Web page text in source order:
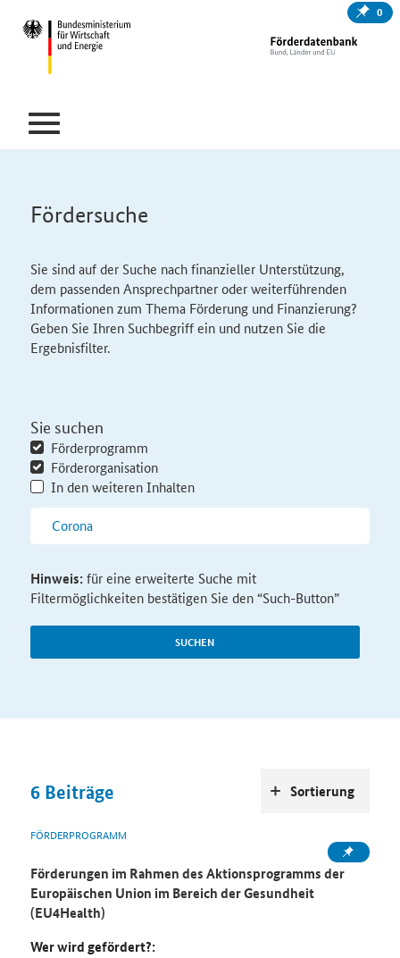
0
Fördersuche
Sie sind auf der Suche nach finanzieller Unterstützung,
dem passenden Ansprechpartner oder weiterführenden
Informationen zum Thema Förderung und Finanzierung?
Geben Sie Ihren Suchbegriff ein und nutzen Sie die
Ergebnisfilter.
Sie suchen
Förderprogramm
Förderorganisation
In den weiteren Inhalten
SUCHEN
Hinweis:für eine erweiterte Suche mit
Filtermöglichkeiten bestätigen Sie den “Such-Button”
6 Beiträge
FÖRDERPROGRAMM
Förderungen im Rahmen des Aktionsprogramms der
Europäischen Union im Bereich der Gesundheit
(EU4Health)
Wer wird gefördert?:
Sortierung